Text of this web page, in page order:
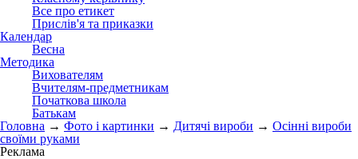
Все про етикет
Прислів'я та приказки
Календар
Весна
Методика
Вихователям
Вчителям-предметникам
Початкова школа
Батькам
Головна → Фото і картинки → Дитячі вироби → Осінні вироби
своїми руками
Реклама